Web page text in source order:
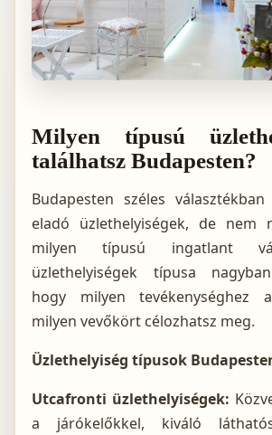
Milyen típusú
találhatsz Budapesten?
Budapesten széles
eladó üzlethelyiségek, de nem
milyen típusú ingatlant
üzlethelyiségek típusa
hogy milyen tevékenységhez
milyen vevőkört célozhatsz meg.
Üzlethelyiség típusok
Utcafronti üzlethelyiségek:
a járókelőkkel, kiváló